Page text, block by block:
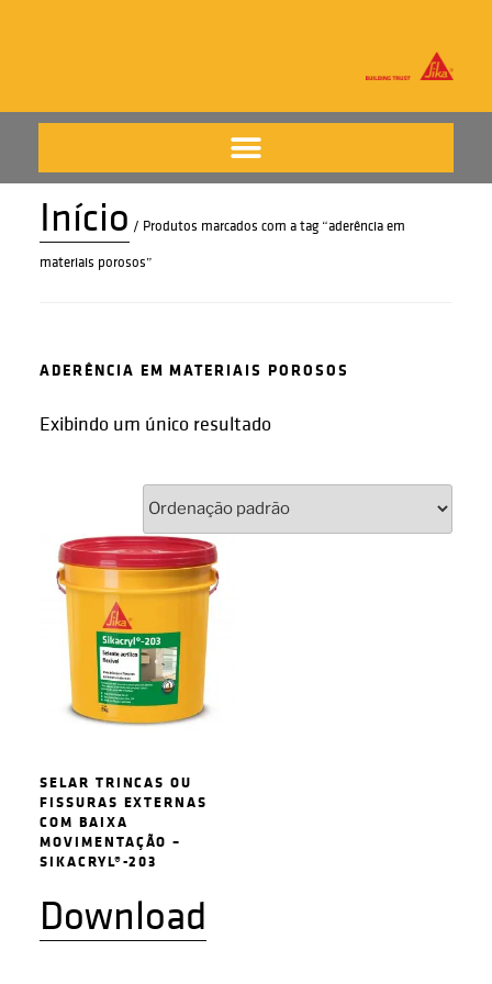
Início / Produtos marcados com a tag “aderência em
materiais porosos”
ADERÊNCIA EM MATERIAIS POROSOS
Exibindo um único resultado
SELAR TRINCAS OU
FISSURAS EXTERNAS
COM BAIXA
MOVIMENTAÇÃO –
SIKACRYL®-203
Download